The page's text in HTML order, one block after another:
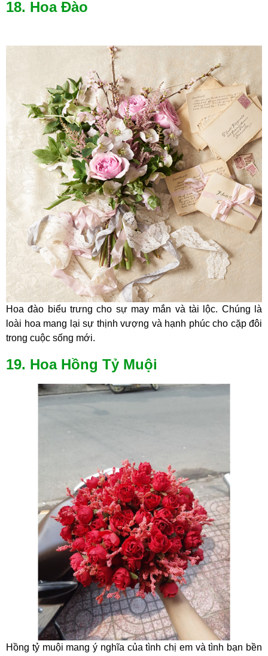
18. Hoa Đào
Hoa đào biểu trưng cho sự may mắn và tài lộc. Chúng là
loài hoa mang lại sự thịnh vượng và hạnh phúc cho cặp đôi
trong cuộc sống mới.
19. Hoa Hồng Tỷ Muội
Hồng tỷ muội mang ý nghĩa của tình chị em và tình bạn bền